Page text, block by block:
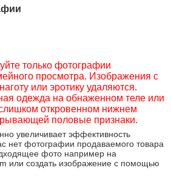
только фотографии
просмотра. Изображения с
или эротику удаляются.
одежда на обнаженном теле или
откровенном нижнем
половые признаки.
увеличивает эффективность
нет фотографии продаваемого товара
фото например на
или создать изображение с помощью